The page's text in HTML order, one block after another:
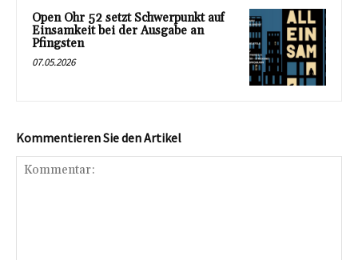
Open Ohr 52 setzt Schwerpunkt auf
Einsamkeit bei der Ausgabe an
Pfingsten
07.05.2026
Kommentieren Sie den Artikel